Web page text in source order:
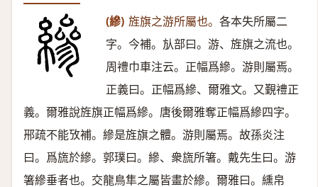
(縿) 旌旗之游所屬也。 各本失所屬二
字。今補。㫃部曰。游、旌旗之流也。
周禮巾車注云。正幅爲縿。游則屬焉。
正義曰。正幅爲縿、爾雅文。又覲禮正
義。爾雅說旌旗正幅爲縿。唐後爾雅奪正幅爲縿四字。
郉疏不能攷補。縿是旌旗之體。游則屬焉。故孫炎注
曰。爲旒於縿。郭璞曰。縿、衆旒所箸。戴先生曰。游
箸縿垂者也。交龍鳥隼之屬皆畫於縿。爾雅曰。纁帛